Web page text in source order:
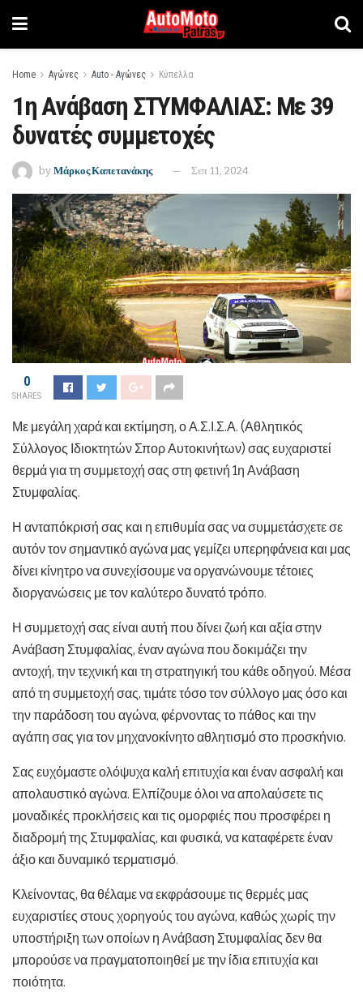
Home Αγώνες Auto - Αγώνες Κύπελλα
1η Ανάβαση ΣΤΥΜΦΑΛΙΑΣ: Με 39
δυνατές συμμετοχές
by Μάρκος Καπετανάκης Σεπ 11, 2024
0
SHARES
Με μεγάλη χαρά και εκτίμηση, ο Α.Σ.Ι.Σ.Α. (Αθλητικός
Σύλλογος Ιδιοκτητών Σπορ Αυτοκινήτων) σας ευχαριστεί
θερμά για τη συμμετοχή σας στη φετινή 1η Ανάβαση
Στυμφαλίας.
Η ανταπόκρισή σας και η επιθυμία σας να συμμετάσχετε σε
αυτόν τον σημαντικό αγώνα μας γεμίζει υπερηφάνεια και μας
δίνει κίνητρο να συνεχίσουμε να οργανώνουμε τέτοιες
διοργανώσεις με τον καλύτερο δυνατό τρόπο.
Η συμμετοχή σας είναι αυτή που δίνει ζωή και αξία στην
Ανάβαση Στυμφαλίας, έναν αγώνα που δοκιμάζει την
αντοχή, την τεχνική και τη στρατηγική του κάθε οδηγού. Μέσα
από τη συμμετοχή σας, τιμάτε τόσο τον σύλλογο μας όσο και
την παράδοση του αγώνα, φέρνοντας το πάθος και την
αγάπη σας για τον μηχανοκίνητο αθλητισμό στο προσκήνιο.
Σας ευχόμαστε ολόψυχα καλή επιτυχία και έναν ασφαλή και
απολαυστικό αγώνα. Ελπίζουμε όλοι να απολαύσετε τις
μοναδικές προκλήσεις και τις ομορφιές που προσφέρει η
διαδρομή της Στυμφαλίας, και φυσικά, να καταφέρετε έναν
άξιο και δυναμικό τερματισμό.
Κλείνοντας, θα θέλαμε να εκφράσουμε τις θερμές μας
ευχαριστίες στους χορηγούς του αγώνα, καθώς χωρίς την
υποστήριξη των οποίων η Ανάβαση Στυμφαλίας δεν θα
μπορούσε να πραγματοποιηθεί με την ίδια επιτυχία και
ποιότητα.